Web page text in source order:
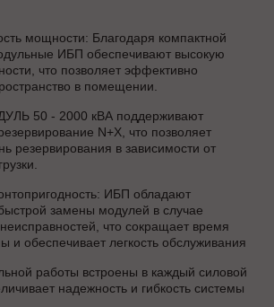
мощности: Благодаря компактной
ИБП обеспечивают высокую
что позволяет эффективно
в помещении.
50 - 2000 кВА поддерживают
N+X, что позволяет
резервирования в зависимости от
ИБП обладают
замены модулей в случае
что сокращает время
и обеспечивает легкость обслуживания
работы встроены в каждый силовой
надежность и гибкость системы